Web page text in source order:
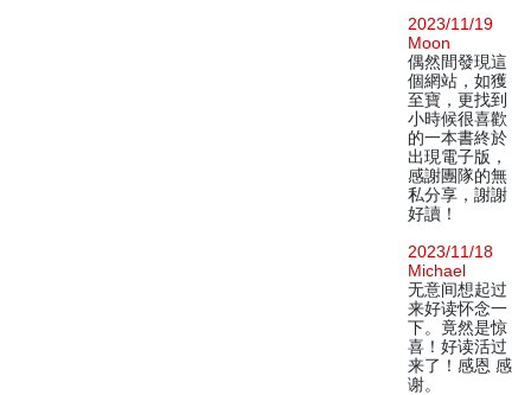
2023/11/19
Moon
偶然間發現這
個網站，如獲
至寶，更找到
小時候很喜歡
的一本書終於
出現電子版，
感謝團隊的無
私分享，謝謝
好讀！
2023/11/18
Michael
无意间想起过
来好读怀念一
下。竟然是惊
喜！好读活过
来了！感恩 感
谢。